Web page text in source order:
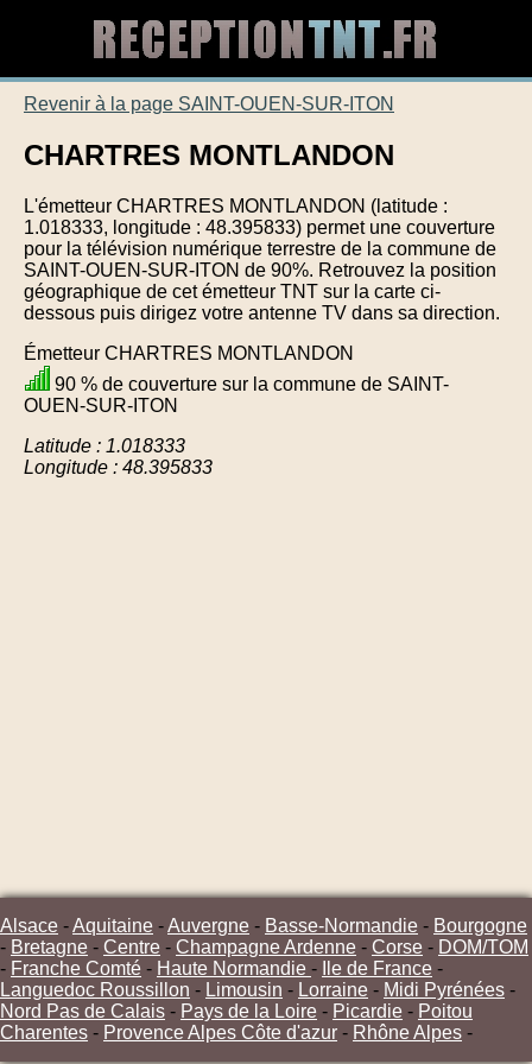
Revenir à la page SAINT-OUEN-SUR-ITON
CHARTRES MONTLANDON
L'émetteur CHARTRES MONTLANDON (latitude :
1.018333, longitude : 48.395833) permet une couverture
pour la télévision numérique terrestre de la commune de
SAINT-OUEN-SUR-ITON de 90%. Retrouvez la position
géographique de cet émetteur TNT sur la carte ci-
dessous puis dirigez votre antenne TV dans sa direction.
Émetteur CHARTRES MONTLANDON
90 % de couverture sur la commune de SAINT-
OUEN-SUR-ITON
Latitude : 1.018333
Longitude : 48.395833
Alsace -Aquitaine -Auvergne - Basse-Normandie - Bourgogne
- Bretagne - Centre - Champagne Ardenne - Corse - DOM/TOM
- Franche Comté - Haute Normandie - Ile de France -
Languedoc Roussillon - Limousin - Lorraine - Midi Pyrénées -
Nord Pas de Calais - Pays de la Loire - Picardie - Poitou
Charentes - Provence Alpes Côte d'azur - Rhône Alpes -